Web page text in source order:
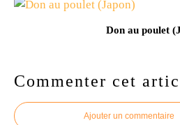
Don au poulet
Commenter cet
Ajouter un commentaire